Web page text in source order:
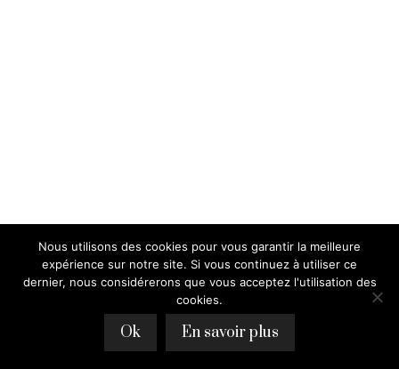
Nous utilisons des cookies pour vous garantir la meilleure
expérience sur notre site. Si vous continuez à utiliser ce
dernier, nous considérerons que vous acceptez l'utilisation des
cookies.
Ok En savoir plus